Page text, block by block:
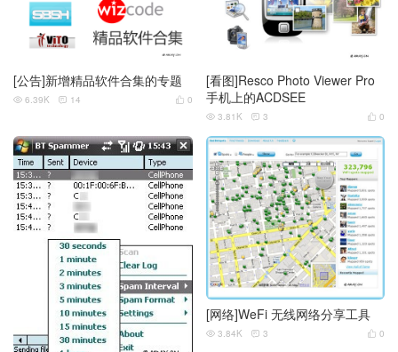
[公告]新增精品软件合集的专题
 0
 6.39K  14
[看图]Resco Photo Viewer Pro
手机上的ACDSEE
 0
 3.81K  3
[网络]WeFi 无线网络分享工具
 0
 3.84K  3